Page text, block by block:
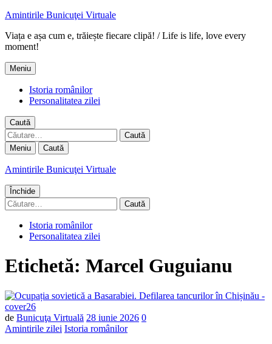
Amintirile Bunicuţei Virtuale
Viața e așa cum e, trăiește fiecare clipă! / Life is life, love every
moment!
Meniu
Istoria românilor
Personalitatea zilei
Caută
Caută
după:
Meniu Caută
Amintirile Bunicuţei Virtuale
Închide
Caută
după:
Istoria românilor
Personalitatea zilei
Etichetă: Marcel Guguianu
de Bunicuţa Virtuală 28 iunie 2026 Număr
0
Amintirile zilei Istoria românilor